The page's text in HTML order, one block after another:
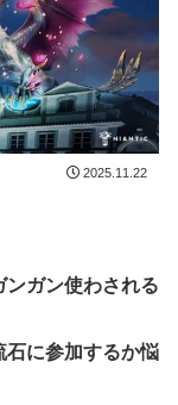
2025.11.22
ガン使わされる
石に参加するか悩